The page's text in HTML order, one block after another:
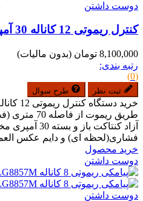
دوست داشتن
کنترل ریموتی 12 کاناله 30 آمپری LRC056
8,100,000 تومان
(بدون مالیات)
رتبه بندی:
(0)
ثبت نظر طرح سوال
طریق ریموت
آزاد کنتاکت
فشاری(لحظه ای) و دایم عکس
خرید محصول
دوست داشتن
دوست داشتن